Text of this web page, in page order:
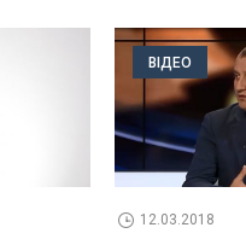
ВІДЕО
12.03.2018